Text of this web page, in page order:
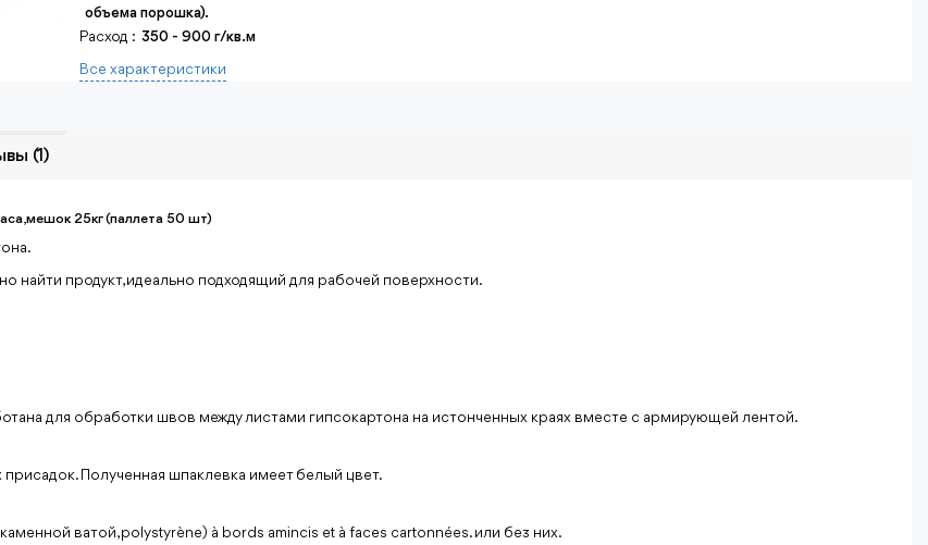
объема порошка).
Расход : 350 - 900 г/кв.м
Все характеристики
(1)
25кг (паллета 50 шт)
продукт, идеально подходящий для рабочей поверхности.
для обработки швов между листами гипсокартона на истонченных краях вместе с армирующей лентой.
Полученная шпаклевка имеет белый цвет.
ватой,polystyrène) à bords amincis et à faces cartonnées.или без них.